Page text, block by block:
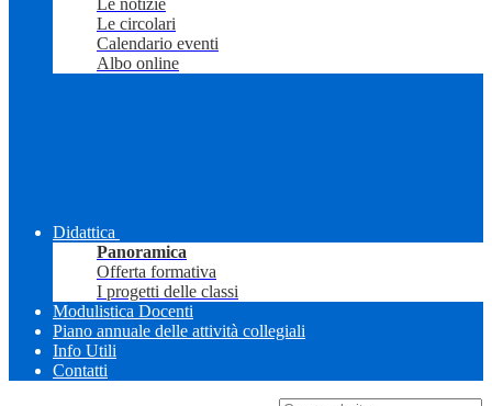
Le notizie
Le circolari
Calendario eventi
Albo online
Didattica
Panoramica
Offerta formativa
I progetti delle classi
Modulistica Docenti
Piano annuale delle attività collegiali
Info Utili
Contatti